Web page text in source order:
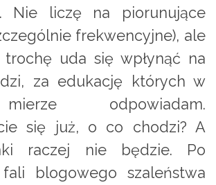
Nie liczę na piorunujące
frekwencyjne), ale
uda się wpłynąć na
za edukację których w
odpowiadam.
się już, o co chodzi? A
raczej nie będzie. Po
blogowego szaleństwa